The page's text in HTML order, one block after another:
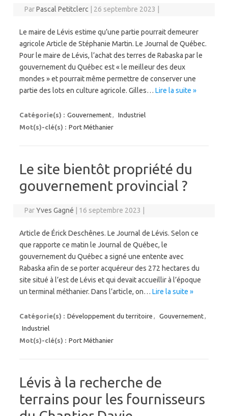
ParPascal Petitclerc 26 septembre 2023
Le maire de Lévis estime qu’une partie pourrait demeurer
agricole Article de Stéphanie Martin. Le Journal de Québec.
Pour le maire de Lévis, l’achat des terres de Rabaska par le
gouvernement du Québec est « le meilleur des deux
mondes » et pourrait même permettre de conserver une
partie des lots en culture agricole. Gilles… Lire la suite »
Catégorie(s) : Gouvernement,
Industriel
Mot(s)-clé(s) : Port Méthanier
Le site bientôt propriété du
gouvernement provincial ?
ParYves Gagné 16 septembre 2023
Article de Érick Deschênes. Le Journal de Lévis. Selon ce
que rapporte ce matin le Journal de Québec, le
gouvernement du Québec a signé une entente avec
Rabaska afin de se porter acquéreur des 272 hectares du
site situé à l’est de Lévis et qui devait accueillir à l’époque
un terminal méthanier. Dans l’article, on… Lire la suite »
Catégorie(s) : Développement du territoire , Gouvernement,
Industriel
Mot(s)-clé(s) : Port Méthanier
Lévis à la recherche de
terrains pour les fournisseurs